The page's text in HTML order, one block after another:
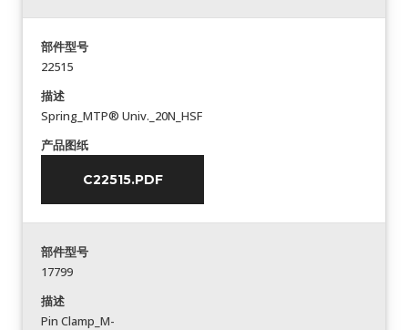
部件型号
22515
描述
Spring_MTP® Univ._20N_HSF
产品图纸
C22515.PDF
部件型号
17799
描述
Pin Clamp_M-